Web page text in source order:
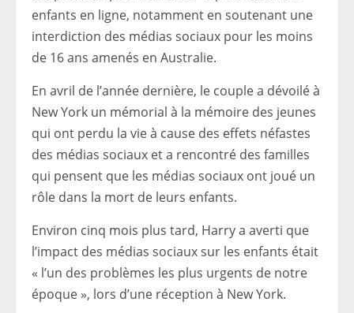
enfants en ligne, notamment en soutenant une
interdiction des médias sociaux pour les moins
de 16 ans amenés en Australie.
En avril de l’année dernière, le couple a dévoilé à
New York un mémorial à la mémoire des jeunes
qui ont perdu la vie à cause des effets néfastes
des médias sociaux et a rencontré des familles
qui pensent que les médias sociaux ont joué un
rôle dans la mort de leurs enfants.
Environ cinq mois plus tard, Harry a averti que
l’impact des médias sociaux sur les enfants était
« l’un des problèmes les plus urgents de notre
époque », lors d’une réception à New York.